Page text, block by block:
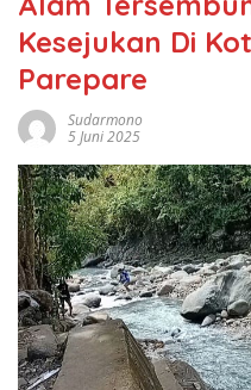
Kesejukan Di
Parepare
Sudarmono
5 Juni 2025